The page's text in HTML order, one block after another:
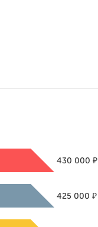
430 000₽
425 000₽